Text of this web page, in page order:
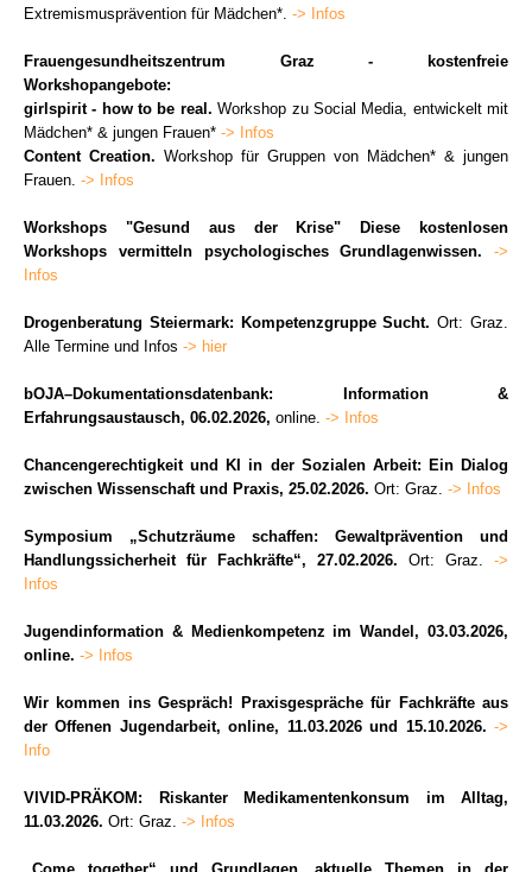
Extremismusprävention für Mädchen*. -> Infos
Frauengesundheitszentrum Graz - kostenfreie
Workshopangebote:
girlspirit - how to be real.Workshop zu Social Media, entwickelt mit
Mädchen* & jungen Frauen* -> Infos
Content Creation. Workshop für Gruppen von Mädchen* & jungen
Frauen. -> Infos
Workshops "Gesund aus der Krise" Diese kostenlosen
Workshops vermitteln psychologisches Grundlagenwissen. ->
Infos
Drogenberatung Steiermark: Kompetenzgruppe Sucht.Ort: Graz.
Alle Termine und Infos -> hier
bOJA–Dokumentationsdatenbank: Information &
Erfahrungsaustausch, 06.02.2026, online. -> Infos
Chancengerechtigkeit und KI in der Sozialen Arbeit: Ein Dialog
zwischen Wissenschaft und Praxis, 25.02.2026. Ort: Graz. -> Infos
Symposium „Schutzräume schaffen: Gewaltprävention und
Handlungssicherheit für Fachkräfte“, 27.02.2026. Ort: Graz. ->
Infos
Jugendinformation & Medienkompetenz im Wandel, 03.03.2026,
online. -> Infos
Wir kommen ins Gespräch! Praxisgespräche für Fachkräfte aus
der Offenen Jugendarbeit, online, 11.03.2026 und 15.10.2026. ->
Info
VIVID-PRÄKOM: Riskanter Medikamentenkonsum im Alltag,
11.03.2026. Ort: Graz. -> Infos